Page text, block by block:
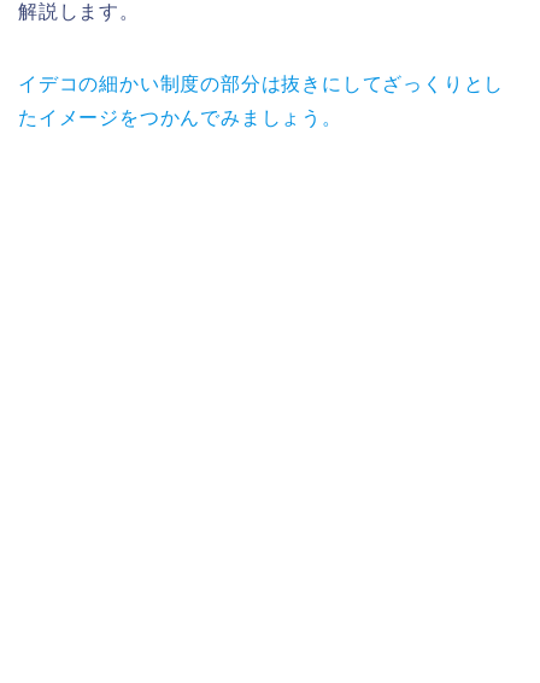
解説します。
イデコの細かい制度の部分は抜きにしてざっくりとし
たイメージをつかんでみましょう。